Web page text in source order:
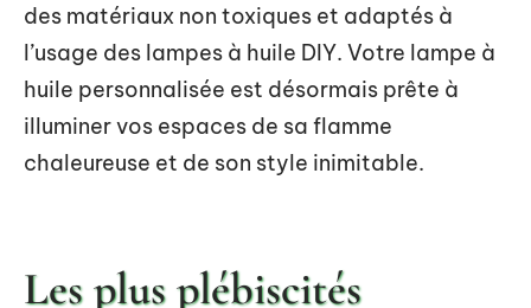
des matériaux non toxiques et adaptés à
l’usage des lampes à huile DIY. Votre lampe à
huile personnalisée est désormais prête à
illuminer vos espaces de sa flamme
chaleureuse et de son style inimitable.
Les plus plébiscités